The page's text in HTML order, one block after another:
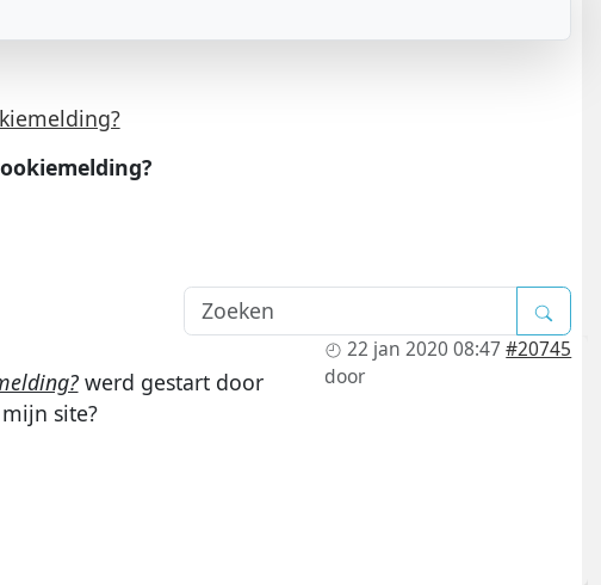
22 jan 2020 08:47 #20745
door
werd gestart door
site?